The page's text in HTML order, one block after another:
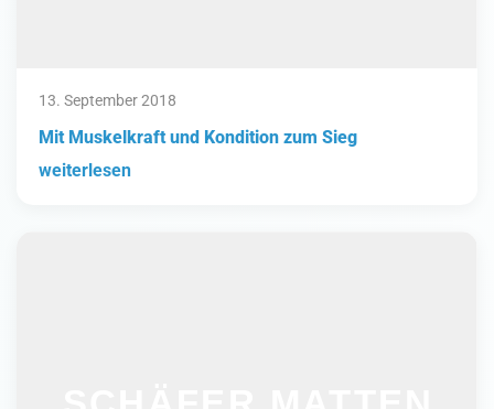
13. September 2018
Mit Muskelkraft und Kondition zum Sieg
weiterlesen